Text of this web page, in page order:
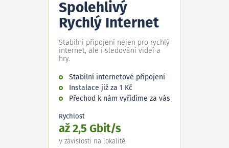
Spolehlivý
Rychlý Internet
Stabilní připojení nejen pro rychlý
internet, ale i sledování videí a
hry.
Stabilní internetové připojení
Instalace již za 1 Kč
Přechod k nám vyřídíme za vás
Rychlost
až 2,5 Gbit/s
V závislosti na lokalitě.